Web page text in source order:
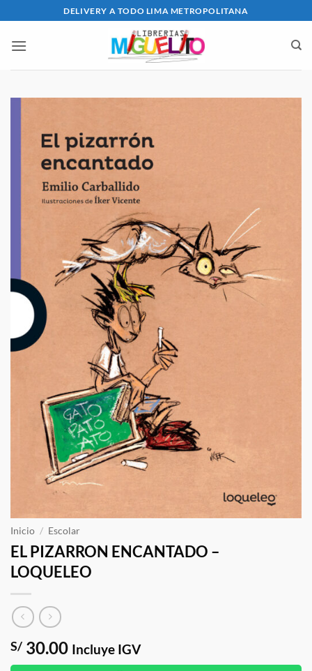
al
contenido
DELIVERY A TODO LIMA METROPOLITANA
Inicio / Escolar
EL PIZARRON ENCANTADO –
LOQUELEO
S/ 30.00 Incluye IGV